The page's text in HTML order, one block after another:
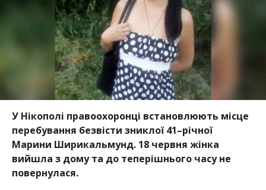
У Нікополі правоохоронці встановлюють місце
перебування безвісти зниклої 41–річної
Марини Ширикальмунд. 18 червня жінка
вийшла з дому та до теперішнього часу не
повернулася.